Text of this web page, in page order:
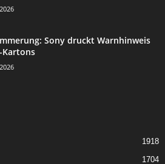
Sony druckt Warnhinweis
Kartons
1918
1704